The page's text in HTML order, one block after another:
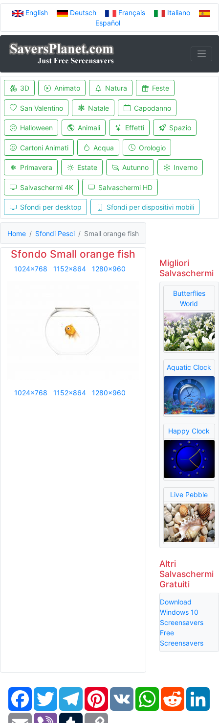
English Deutsch Français
Italiano
Español
3D Animato Natura Feste
San Valentino Natale Capodanno
Halloween Animali Effetti Spazio
Cartoni Animati Acqua Orologio
Primavera Estate Autunno Inverno
Salvaschermi 4K Salvaschermi HD
Sfondi per desktop Sfondi per dispositivi mobili
Home Sfondi Pesci Small orange fish
Sfondo Small orange fish
1024x768 1152x864 1280x960
1024x768 1152x864 1280x960
Migliori
Salvaschermi
Butterflies
World
Aquatic Clock
Happy Clock
Live Pebble
Altri
Salvaschermi
Gratuiti
Download
Windows 10
Screensavers
Free
Screensavers
FacebookTwitter TelegramPinterestVK WhatsAppReddit
Email Viber Tumblr